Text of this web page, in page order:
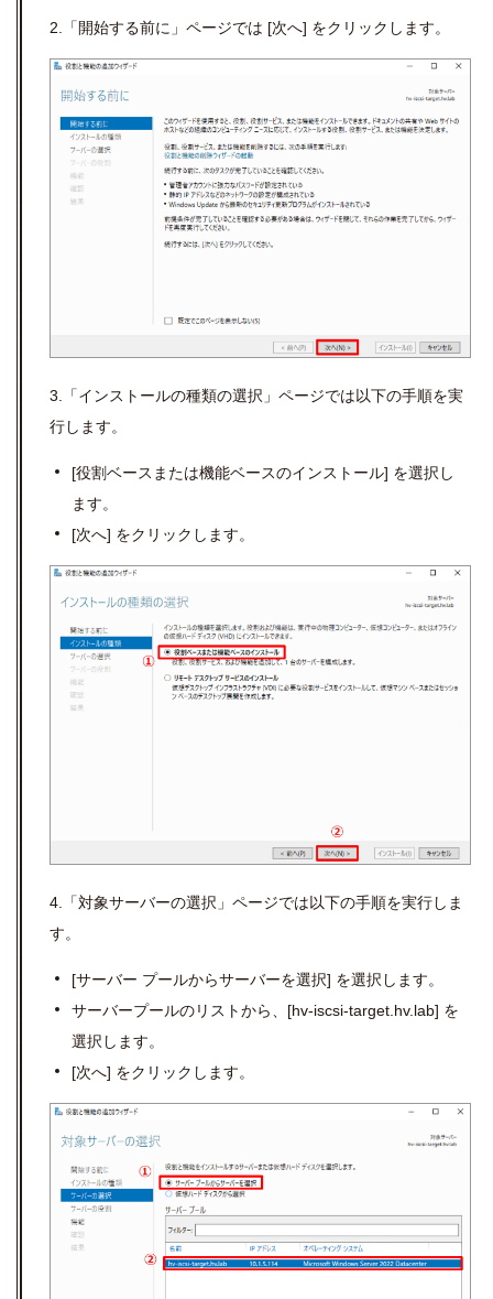
2.「開始する前に」ページでは [次へ] をクリックします。
3.「インストールの種類の選択」ページでは以下の手順を実
行します。
[役割ベースまたは機能ベースのインストール] を選択し
ます。
[次へ] をクリックします。
4.「対象サーバーの選択」ページでは以下の手順を実行しま
す。
[サーバー プールからサーバーを選択] を選択します。
サーバープールのリストから、 [hv-iscsi-target.hv.lab] を
選択します。
[次へ] をクリックします。